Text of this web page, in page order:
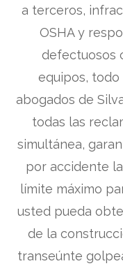
a terceros,
OSHA y
defectuosos
equipos, todo
abogados de
todas las
simultánea,
por accidente
límite máximo
usted pueda
de la
transeúnte